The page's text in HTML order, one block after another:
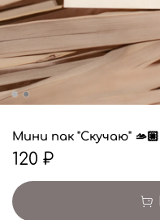
Мини пак "Скучаю" 🫴🏼
120 ₽